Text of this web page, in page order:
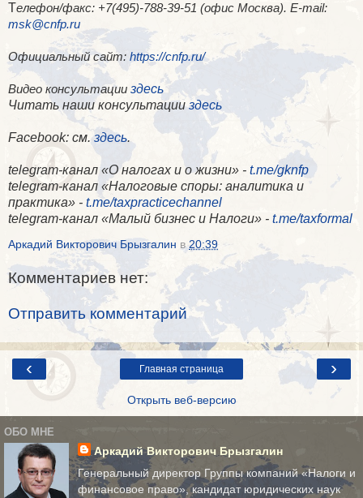
Телефон/факс: +7(495)-788-39-51 (офис Москва). E-mail:
msk@cnfp.ru
Официальный сайт: https://cnfp.ru/
Видео консультации здесь
Читать наши консультацииздесь
Facebook: см.здесь.
telegram-канал «О налогах и о жизни» - t.me/gknfp
telegram-канал «Налоговые споры: аналитика и
практика» - t.me/taxpracticechannel
telegram-канал «Малый бизнес и Налоги» - t.me/taxformal
Аркадий Викторович Брызгалин в 20:39
Комментариев нет:
Отправить комментарий
‹ ›
Главная страница
Открыть веб-версию
ОБО МНЕ
Аркадий Викторович Брызгалин
Генеральный директор Группы компаний «Налоги и
финансовое право», кандидат юридических наук